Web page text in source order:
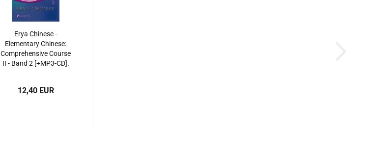
Erya Chinese -
Elementary Chinese:
Comprehensive Course
II - Band 2 [+MP3-CD].
12,40 EUR